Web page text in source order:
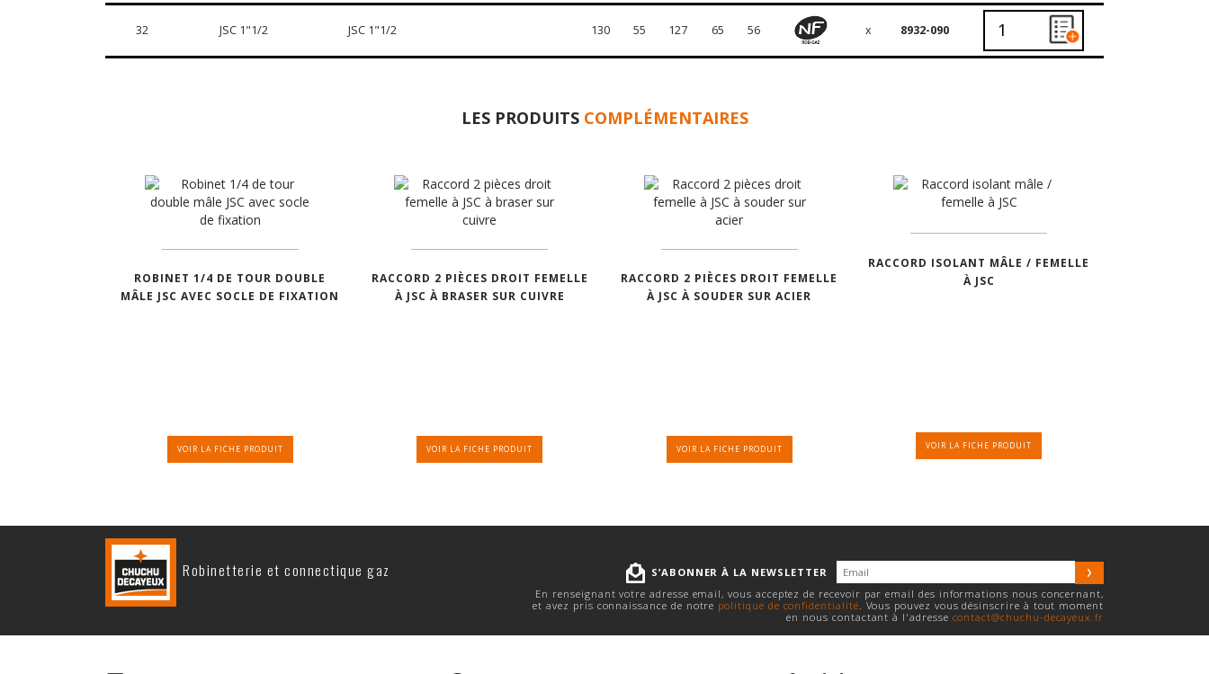
32 JSC 1"1/2 JSC 1"1/2 130 55 127 65 56 x 8932-090
LES PRODUITS COMPLÉMENTAIRES
ROBINET 1/4 DE TOUR DOUBLE
MÂLE JSC AVEC SOCLE DE FIXATION
VOIR LA FICHE PRODUIT
RACCORD 2 PIÈCES DROIT FEMELLE
À JSC À BRASER SUR CUIVRE
VOIR LA FICHE PRODUIT
RACCORD 2 PIÈCES DROIT FEMELLE
À JSC À SOUDER SUR ACIER
VOIR LA FICHE PRODUIT
RACCORD ISOLANT MÂLE / FEMELLE
À JSC
VOIR LA FICHE PRODUIT
Robinetterie et connectique gaz
S’ABONNER À LA NEWSLETTER
En renseignant votre adresse email, vous acceptez de recevoir par email des informations nous concernant,
et avez pris connaissance de notre politique de confidentialité . Vous pouvez vous désinscrire à tout moment
en nous contactant à l'adresse contact@chuchu-decayeux.fr